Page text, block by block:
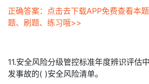
正确答案：点击去下载APP免费查看本
题、刷题、练习哦>>
11.安全风险分级管控标准年度辨识评估
发事故的( )安全风险清单。